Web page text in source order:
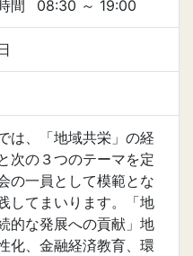
間
08:30 ～ 19:00
は、「地域共栄」の経
次の３つのテーマを定
の一員として模範とな
してまいります。「地
的な発展への貢献」地
化、金融経済教育、環